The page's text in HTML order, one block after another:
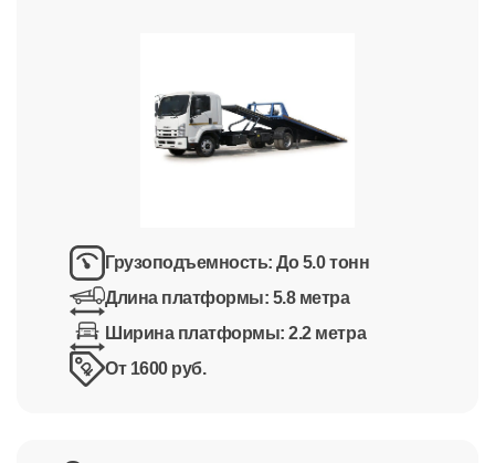
Грузоподъемность:До 5.0 тонн
Длина платформы: 5.8 метра
Ширина платформы:2.2 метра
От 1600 руб.